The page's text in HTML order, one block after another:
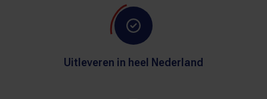
Uitleveren in heel Nederland